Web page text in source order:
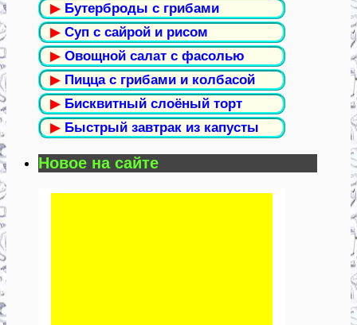
▶ Бутерброды с грибами
▶ Суп с сайрой и рисом
▶ Овощной салат с фасолью
▶ Пицца с грибами и колбасой
▶ Бисквитный слоёный торт
▶ Быстрый завтрак из капусты
Новое на сайте